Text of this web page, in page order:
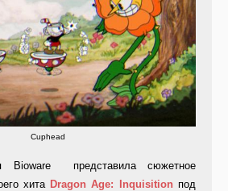
Cuphead
Bioware представила сюжетное
хита Dragon Age: Inquisition под